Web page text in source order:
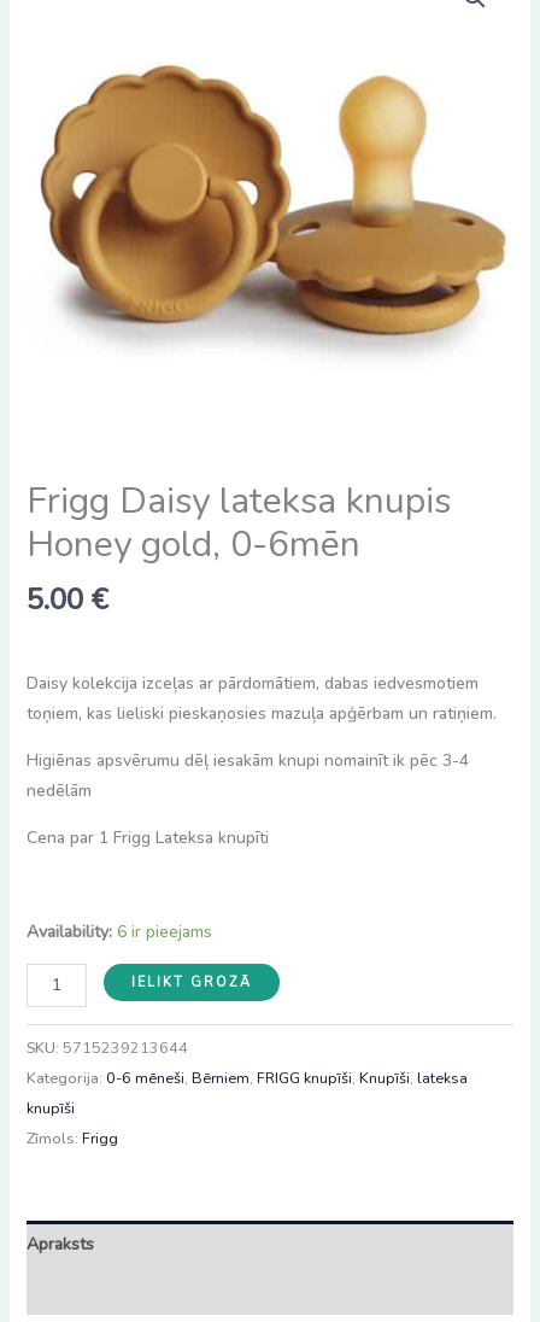
Frigg Daisy lateksa knupis
Honey gold, 0-6mēn
5.00 €
Daisy kolekcija izceļas ar pārdomātiem, dabas iedvesmotiem
toņiem, kas lieliski pieskaņosies mazuļa apģērbam un ratiņiem.
Higiēnas apsvērumu dēļ iesakām knupi nomainīt ik pēc 3-4
nedēlām
Cena par 1 Frigg Lateksa knupīti
Availability: 6 ir pieejams
Frigg
Daisy
lateksa
knupis
Honey
gold,
daudzums
IELIKT GROZĀ
SKU: 5715239213644
Kategorija: 0-6 mēneši, Bērniem, FRIGG knupīši, Knupīši, lateksa
knupīši
Zīmols: Frigg
Apraksts